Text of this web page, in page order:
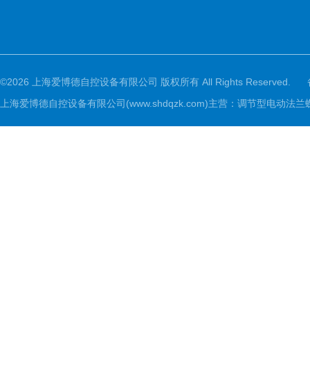
©2026 上海爱博德自控设备有限公司 版权所有 All Rights Reserved.
上海爱博德自控设备有限公司(www.shdqzk.com)主营：调节型电动法